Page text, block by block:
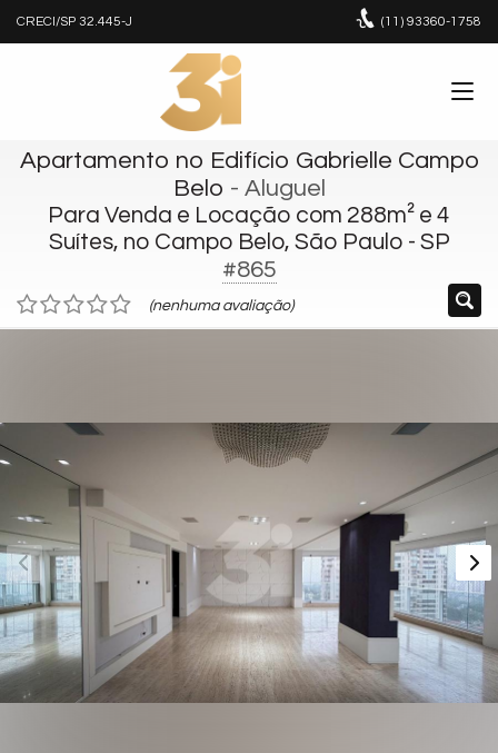
CRECI/SP 32.445-J (11) 93360-1758
Apartamento no Edifício Gabrielle Campo
Belo - Aluguel
Para Venda e Locação com 288m² e 4
Suítes, no Campo Belo, São Paulo - SP
#865
(nenhuma avaliação)